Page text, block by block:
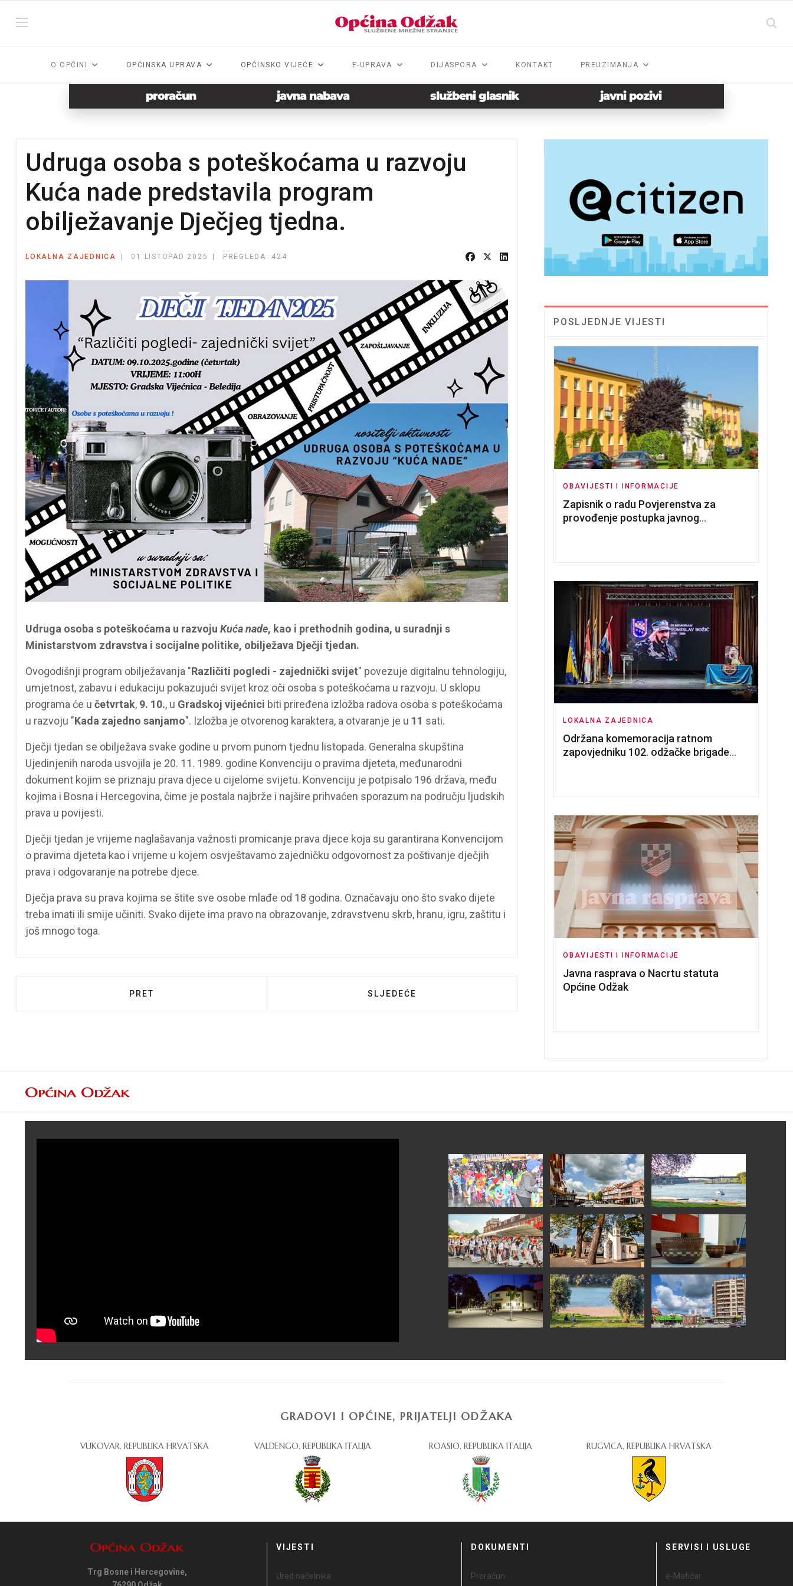
O OPĆINI OPĆINSKA UPRAVA OPĆINSKO VIJEĆE E-UPRAVA DIJASPORA KONTAKT PREUZIMANJA
proračun javna nabava službeni glasnik javni pozivi
Udruga osoba s poteškoćama u razvoju
Kuća nade predstavila program
obilježavanje Dječjeg tjedna.
LOKALNA ZAJEDNICA 01 LISTOPAD 2025 PREGLEDA: 424
Udruga osoba s poteškoćama u razvoju Kuća nade, kao i prethodnih godina, u suradnji s
Ministarstvom zdravstva i socijalne politike, obilježava Dječji tjedan.
Ovogodišnji program obilježavanja "Različiti pogledi - zajednički svijet" povezuje digitalnu tehnologiju,
umjetnost, zabavu i edukaciju pokazujući svijet kroz oči osoba s poteškoćama u razvoju. U sklopu
programa će u četvrtak, 9. 10., u Gradskoj vijećnici biti priređena izložba radova osoba s poteškoćama
u razvoju "Kada zajedno sanjamo". Izložba je otvorenog karaktera, a otvaranje je u 11 sati.
Dječji tjedan se obilježava svake godine u prvom punom tjednu listopada. Generalna skupština
Ujedinjenih naroda usvojila je 20. 11. 1989. godine Konvenciju o pravima djeteta, međunarodni
dokument kojim se priznaju prava djece u cijelome svijetu. Konvenciju je potpisalo 196 država, među
kojima i Bosna i Hercegovina, čime je postala najbrže i najšire prihvaćen sporazum na području ljudskih
prava u povijesti.
Dječji tjedan je vrijeme naglašavanja važnosti promicanje prava djece koja su garantirana Konvencijom
o pravima djeteta kao i vrijeme u kojem osvještavamo zajedničku odgovornost za poštivanje dječjih
prava i odgovaranje na potrebe djece.
Dječja prava su prava kojima se štite sve osobe mlađe od 18 godina. Označavaju ono što svako dijete
treba imati ili smije učiniti. Svako dijete ima pravo na obrazovanje, zdravstvenu skrb, hranu, igru, zaštitu i
još mnogo toga.
PRETHODNI ČLANAK: ODBOJKAŠI NAPRETKA VEČERAS IGRAJU UTAKMICU PRVOG KOLA KVALIFIKACIJA ZA LIGU PRVAKA
PRET SLJEDEĆI ČLANAK: NOVI POŠTANSKI ŠALTER HP MOSTAR U OPĆINI ODŽAK
SLJEDEĆE
POSLJEDNJE VIJESTI
OBAVIJESTI I INFORMACIJE
Zapisnik o radu Povjerenstva za
provođenje postupka javnog
LOKALNA ZAJEDNICA
Održana komemoracija ratnom
zapovjedniku 102. odžačke brigade
OBAVIJESTI I INFORMACIJE
Javna rasprava o Nacrtu statuta
Općine Odžak
GRADOVI I OPĆINE, PRIJATELJI ODŽAKA
VUKOVAR, REPUBLIKA HRVATSKA VALDENGO, REPUBLIKA ITALIJA ROASIO, REPUBLIKA ITALIJA RUGVICA, REPUBLIKA HRVATSKA
Trg Bosne i Hercegovine,
VIJESTI
Ured načelnika
DOKUMENTI
Proračun
SERVISI I USLUGE
e-Matičar